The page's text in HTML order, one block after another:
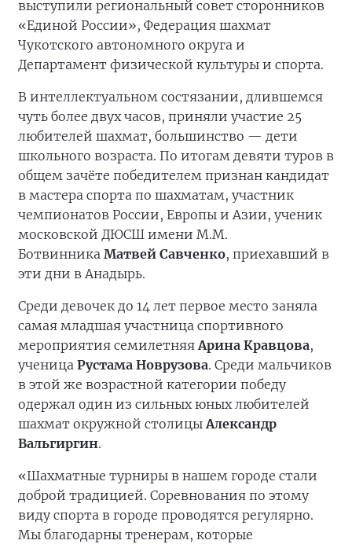
выступили региональный совет сторонников
«Единой России», Федерация шахмат
Чукотского автономного округа и
Департамент физической культуры и спорта.
В интеллектуальном состязании, длившемся
чуть более двух часов, приняли участие 25
любителей шахмат, большинство — дети
школьного возраста. По итогам девяти туров в
общем зачёте победителем признан кандидат
в мастера спорта по шахматам, участник
чемпионатов России, Европы и Азии, ученик
московской ДЮСШ имени М.М.
Ботвинника Матвей Савченко, приехавший в
эти дни в Анадырь.
Среди девочек до 14 лет первое место заняла
самая младшая участница спортивного
мероприятия семилетняяАрина Кравцова,
ученица Рустама Новрузова. Среди мальчиков
в этой же возрастной категории победу
одержал один из сильных юных любителей
шахмат окружной столицыАлександр
Вальгиргин.
«Шахматные турниры в нашем городе стали
доброй традицией. Соревнования по этому
виду спорта в городе проводятся регулярно.
Мы благодарны тренерам, которые